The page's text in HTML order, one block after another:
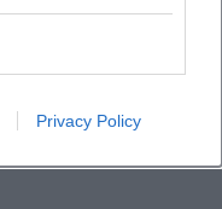
Privacy Policy